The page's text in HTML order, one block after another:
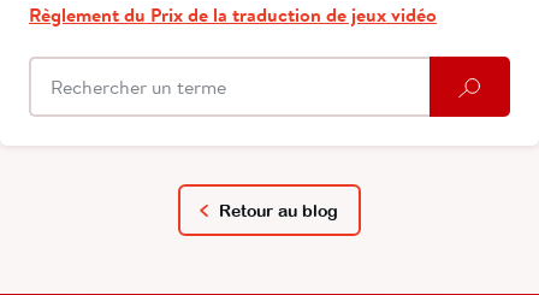
Règlement du Prix de la traduction de jeux vidéo
Retour au blog